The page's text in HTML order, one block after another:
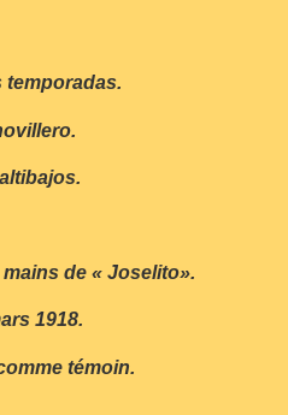
temporadas.
de « Joselito».
1918.
témoin.